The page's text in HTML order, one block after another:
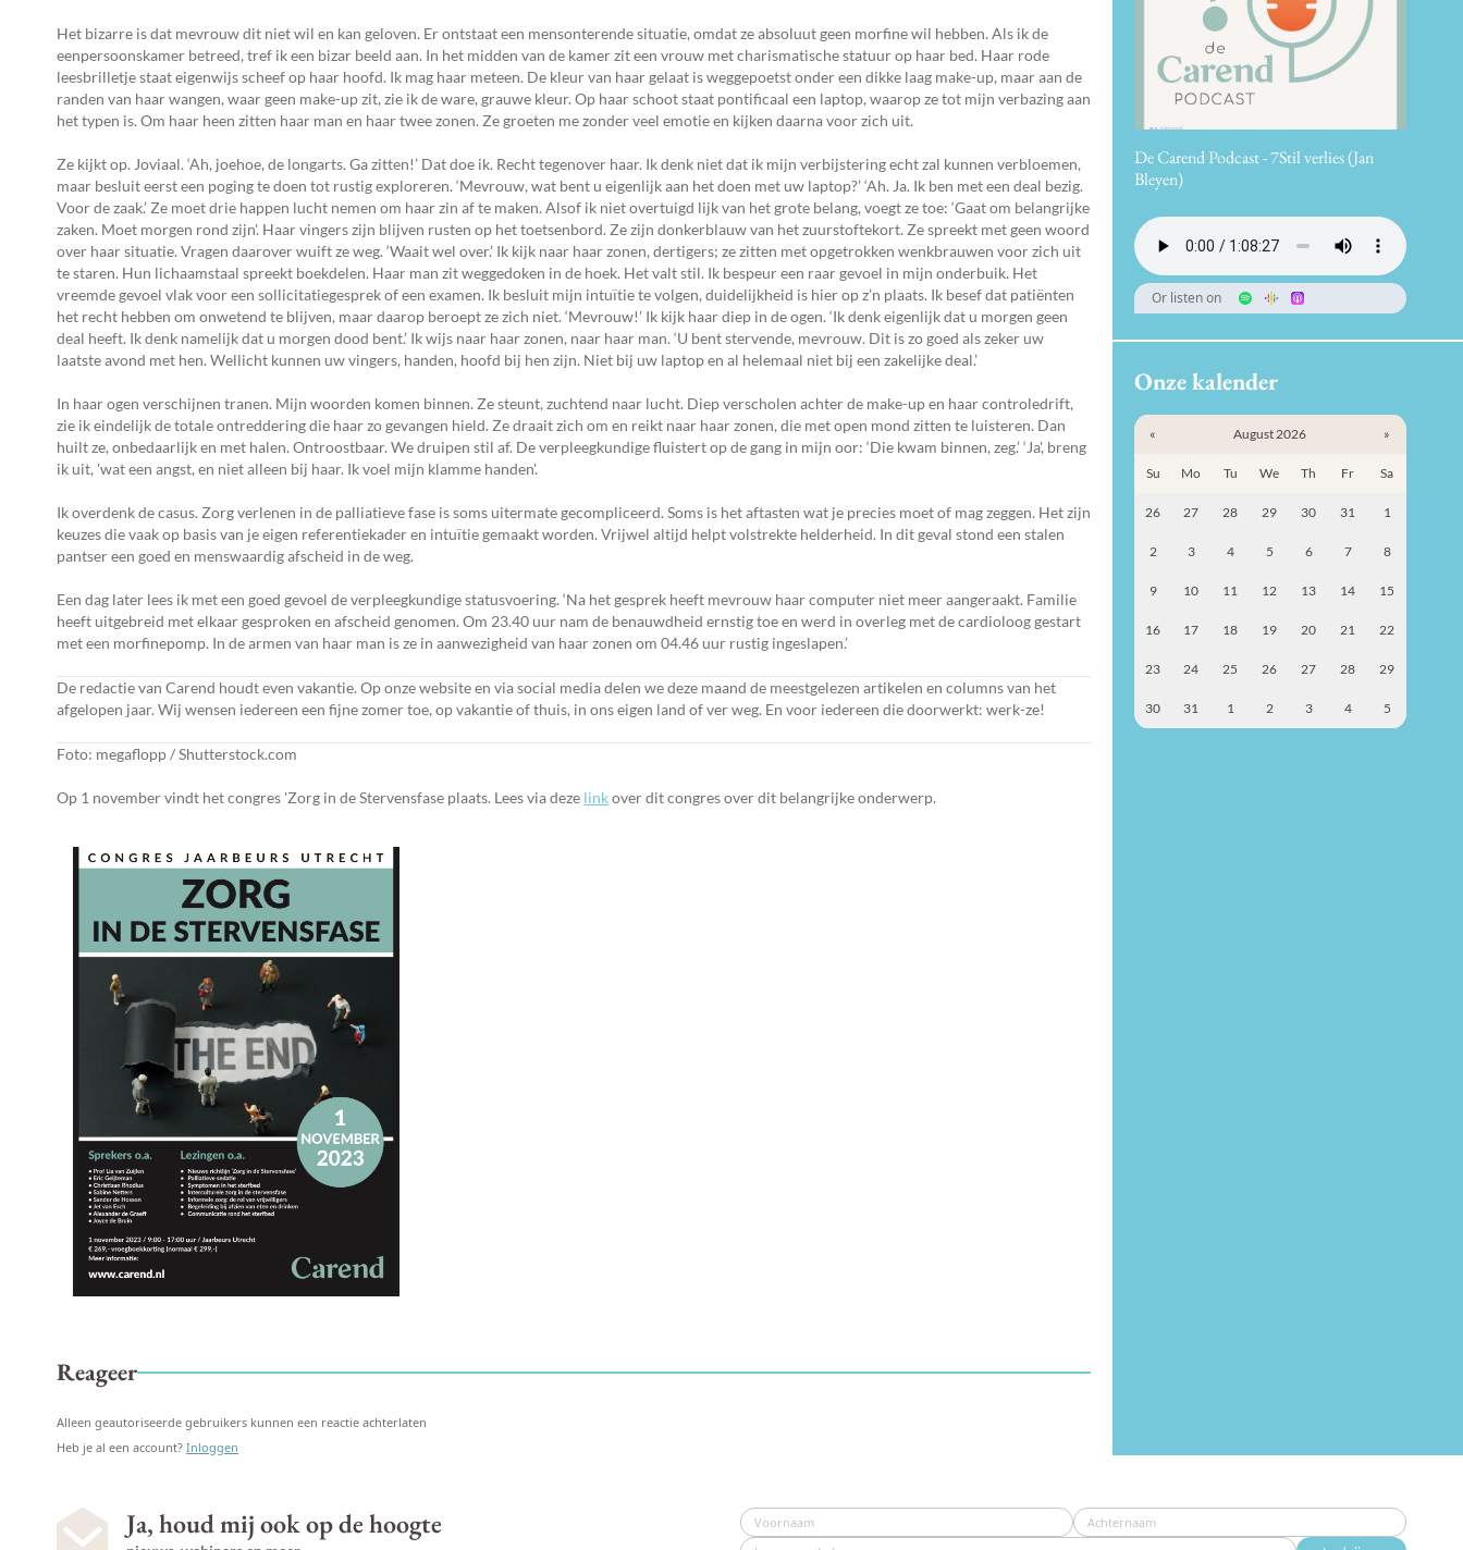
Het bizarre is dat mevrouw dit niet wil en kan geloven. Er ontstaat een mensonterende situatie, omdat ze absoluut geen morfine wil hebben. Als ik de
eenpersoonskamer betreed, tref ik een bizar beeld aan. In het midden van de kamer zit een vrouw met charismatische statuur op haar bed. Haar rode
leesbrilletje staat eigenwijs scheef op haar hoofd. Ik mag haar meteen. De kleur van haar gelaat is weggepoetst onder een dikke laag make-up, maar aan de
randen van haar wangen, waar geen make-up zit, zie ik de ware, grauwe kleur. Op haar schoot staat pontificaal een laptop, waarop ze tot mijn verbazing aan
het typen is. Om haar heen zitten haar man en haar twee zonen. Ze groeten me zonder veel emotie en kijken daarna voor zich uit.
Ze kijkt op. Joviaal. ‘Ah, joehoe, de longarts. Ga zitten!’ Dat doe ik. Recht tegenover haar. Ik denk niet dat ik mijn verbijstering echt zal kunnen verbloemen,
maar besluit eerst een poging te doen tot rustig exploreren. ‘Mevrouw, wat bent u eigenlijk aan het doen met uw laptop?’ ‘Ah. Ja. Ik ben met een deal bezig.
Voor de zaak.’ Ze moet drie happen lucht nemen om haar zin af te maken. Alsof ik niet overtuigd lijk van het grote belang, voegt ze toe: ‘Gaat om belangrijke
zaken. Moet morgen rond zijn'. Haar vingers zijn blijven rusten op het toetsenbord. Ze zijn donkerblauw van het zuurstoftekort. Ze spreekt met geen woord
over haar situatie. Vragen daarover wuift ze weg. ‘Waait wel over.’ Ik kijk naar haar zonen, dertigers; ze zitten met opgetrokken wenkbrauwen voor zich uit
te staren. Hun lichaamstaal spreekt boekdelen. Haar man zit weggedoken in de hoek. Het valt stil. Ik bespeur een raar gevoel in mijn onderbuik. Het
vreemde gevoel vlak voor een sollicitatiegesprek of een examen. Ik besluit mijn intuïtie te volgen, duidelijkheid is hier op z’n plaats. Ik besef dat patiënten
het recht hebben om onwetend te blijven, maar daarop beroept ze zich niet. ‘Mevrouw!’ Ik kijk haar diep in de ogen. ‘Ik denk eigenlijk dat u morgen geen
deal heeft. Ik denk namelijk dat u morgen dood bent.’ Ik wijs naar haar zonen, naar haar man. ‘U bent stervende, mevrouw. Dit is zo goed als zeker uw
laatste avond met hen. Wellicht kunnen uw vingers, handen, hoofd bij hen zijn. Niet bij uw laptop en al helemaal niet bij een zakelijke deal.’
In haar ogen verschijnen tranen. Mijn woorden komen binnen. Ze steunt, zuchtend naar lucht. Diep verscholen achter de make-up en haar controledrift,
zie ik eindelijk de totale ontreddering die haar zo gevangen hield. Ze draait zich om en reikt naar haar zonen, die met open mond zitten te luisteren. Dan
huilt ze, onbedaarlijk en met halen. Ontroostbaar. We druipen stil af. De verpleegkundige fluistert op de gang in mijn oor: ‘Die kwam binnen, zeg.’ ‘Ja', breng
ik uit, 'wat een angst, en niet alleen bij haar. Ik voel mijn klamme handen'.
Ik overdenk de casus. Zorg verlenen in de palliatieve fase is soms uitermate gecompliceerd. Soms is het aftasten wat je precies moet of mag zeggen. Het zijn
keuzes die vaak op basis van je eigen referentiekader en intuïtie gemaakt worden. Vrijwel altijd helpt volstrekte helderheid. In dit geval stond een stalen
pantser een goed en menswaardig afscheid in de weg.
Een dag later lees ik met een goed gevoel de verpleegkundige statusvoering. ‘Na het gesprek heeft mevrouw haar computer niet meer aangeraakt. Familie
heeft uitgebreid met elkaar gesproken en afscheid genomen. Om 23.40‬ uur nam de benauwdheid ernstig toe en werd in overleg met de cardioloog gestart
met een morfinepomp. In de armen van haar man is ze in aanwezigheid van haar zonen om 04.46‬ uur rustig ingeslapen.’‬‬‬‬‬‬‬‬‬‬‬‬‬‬‬‬‬‬‬‬‬‬‬‬‬‬‬‬‬‬‬‬‬‬‬‬‬‬‬‬‬‬‬‬‬‬‬‬‬‬‬‬‬‬‬‬‬‬‬‬‬‬‬‬‬‬‬‬‬‬‬‬‬‬‬‬‬‬‬‬‬‬‬‬‬‬‬‬‬‬‬‬‬‬‬‬‬‬‬‬‬‬‬‬‬‬‬‬‬‬‬‬‬‬‬‬‬‬‬‬‬‬‬‬‬‬‬‬‬‬‬‬‬‬‬‬‬‬‬‬‬‬‬‬‬‬‬‬‬‬‬‬‬‬‬‬‬‬‬‬‬‬
De redactie van Carend houdt even vakantie. Op onze website en via social media delen we deze maand de meestgelezen artikelen en columns van het
afgelopen jaar. Wij wensen iedereen een fijne zomer toe, op vakantie of thuis, in ons eigen land of ver weg. En voor iedereen die doorwerkt: werk-ze!
Foto: megaflopp / Shutterstock.com
Op 1 november vindt het congres 'Zorg in de Stervensfase plaats. Lees via deze linkover dit congres over dit belangrijke onderwerp.
Reageer
Alleen geautoriseerde gebruikers kunnen een reactie achterlaten
Heb je al een account? Inloggen
De Carend Podcast - 7Stil verlies (Jan
Bleyen)
Or listen on
Onze kalender
« August 2026 »
Su Mo Tu We Th Fr Sa
26 27 28 29 30 31 1
2 3 4 5 6 7 8
9 10 11 12 13 14 15
16 17 18 19 20 21 22
23 24 25 26 27 28 29
30 31 1 2 3 4 5
Ja, houd mij ook op de hoogte